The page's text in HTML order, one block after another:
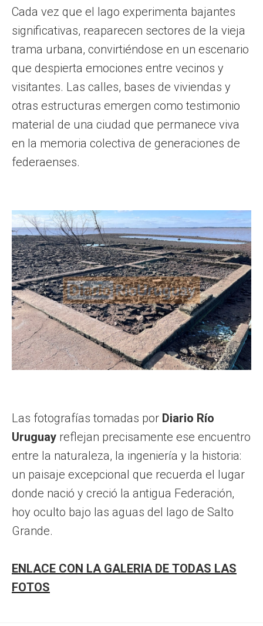
Cada vez que el lago experimenta bajantes
significativas, reaparecen sectores de la vieja
trama urbana, convirtiéndose en un escenario
que despierta emociones entre vecinos y
visitantes. Las calles, bases de viviendas y
otras estructuras emergen como testimonio
material de una ciudad que permanece viva
en la memoria colectiva de generaciones de
federaenses.
Las fotografías tomadas por Diario Río
Uruguay reflejan precisamente ese encuentro
entre la naturaleza, la ingeniería y la historia:
un paisaje excepcional que recuerda el lugar
donde nació y creció la antigua Federación,
hoy oculto bajo las aguas del lago de Salto
Grande.
ENLACE CON LA GALERIA DE TODAS LAS
FOTOS